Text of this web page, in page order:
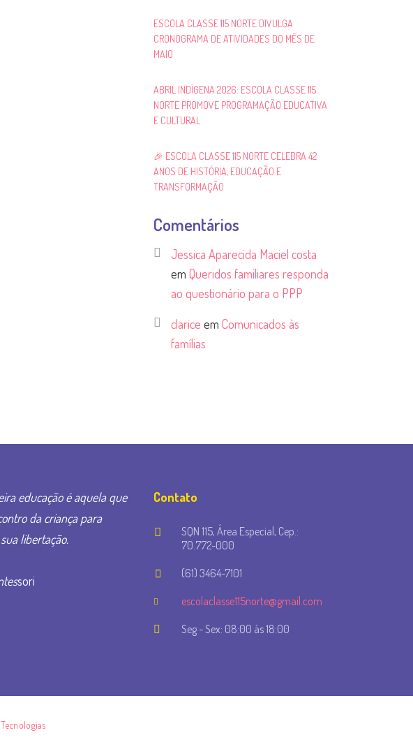
ESCOLA CLASSE 115 NORTE DIVULGA
CRONOGRAMA DE ATIVIDADES DO MÊS DE
MAIO
ABRIL INDÍGENA 2026: ESCOLA CLASSE 115
NORTE PROMOVE PROGRAMAÇÃO EDUCATIVA
E CULTURAL
🎉 ESCOLA CLASSE 115 NORTE CELEBRA 42
ANOS DE HISTÓRIA, EDUCAÇÃO E
TRANSFORMAÇÃO
Comentários
Jessica Aparecida Maciel costa
em Queridos familiares responda
ao questionário para o PPP
clarice em Comunicados às
famílias
educação é aquela que
da criança para
libertação.
sori
Contato
SQN 115, Área Especial, Cep.:
70.772-000
(61) 3464-7101
escolaclasse115norte@gmail.com
Seg - Sex: 08:00 às 18:00